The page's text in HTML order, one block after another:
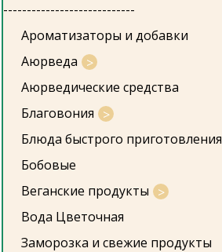
----------------------------
Ароматизаторы и добавки
Аюрведа
Аюрведические средства
Благовония
Блюда быстрого приготовления
Бобовые
Веганские продукты
Вода Цветочная
Заморозка и свежие продукты